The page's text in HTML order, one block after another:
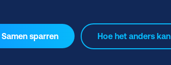
Samen sparren Hoe het anders kan